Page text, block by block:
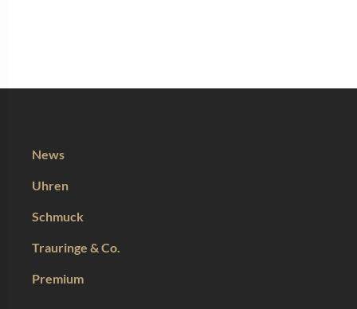
News
Uhren
Schmuck
Trauringe & Co.
Premium